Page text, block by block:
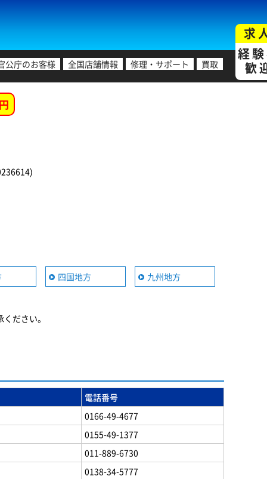
公庁のお客様 全国店舗情報 修理・サポート 買取
求
経
歓
四国地方 九州地方
ださい。
電話番号
0166-49-4677
0155-49-1377
011-889-6730
0138-34-5777